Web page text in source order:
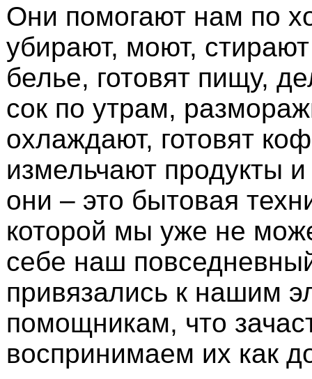
Они помогают нам по
убирают, моют,
белье, готовят пищу,
сок по утрам,
охлаждают, готовят
измельчают продукты
они – это бытовая
которой мы уже не
себе наш
привязались к нашим
помощникам, что
воспринимаем их как